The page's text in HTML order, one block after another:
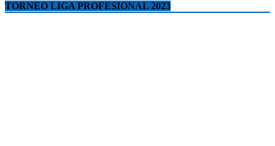
TORNEO LIGA PROFESIONAL 2023